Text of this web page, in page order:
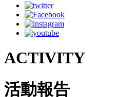
ACTIVITY
活動報告